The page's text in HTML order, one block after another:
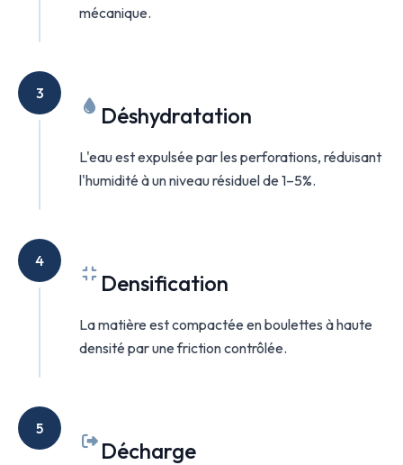
mécanique.
3
Déshydratation
L'eau est expulsée par les perforations, réduisant
l'humidité à un niveau résiduel de 1–5%.
4
Densification
La matière est compactée en boulettes à haute
densité par une friction contrôlée.
5
Décharge